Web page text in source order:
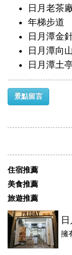
日月老茶
年梯步道
日月潭金
日月潭向
日月潭土
景點留言
住宿推薦
美食推薦
旅遊推薦
擁